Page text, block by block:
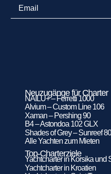
Neuzugänge für Charter
NAILU+ – Ferretti 1000
Alvium – Custom Line 106
Xaman – Pershing 90
B4 – Astondoa 102 GLX
Shades of Grey – Sunreef
Alle Yachten zum Mieten
Top-Charterziele
Yachtcharter in Korsika und
Yachtcharter in Kroatien